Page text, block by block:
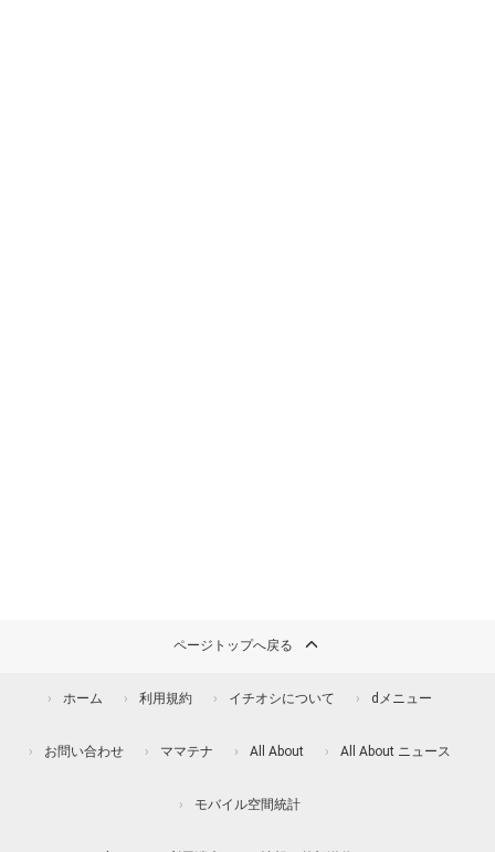
ページトップへ戻る
ホーム 利用規約 イチオシについて dメニュー
お問い合わせ ママテナ All About All About ニュース
モバイル空間統計